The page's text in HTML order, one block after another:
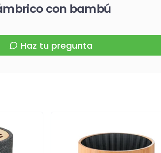
con bambú
Haz tu pregunta